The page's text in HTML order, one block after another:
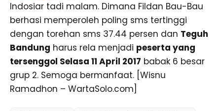
Indosiar tadi malam. Dimana Fildan Bau-Bau
berhasi memperoleh poling sms tertinggi
dengan torehan sms 37.44 persen dan Teguh
Bandung harus rela menjadi peserta yang
tersenggol Selasa 11 April 2017 babak 6 besar
grup 2. Semoga bermanfaat. [Wisnu
Ramadhon – WartaSolo.com]